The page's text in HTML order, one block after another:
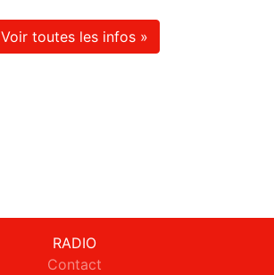
Voir toutes les infos »
RADIO
Contact